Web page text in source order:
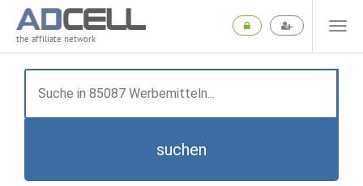
the affiliate network
suchen